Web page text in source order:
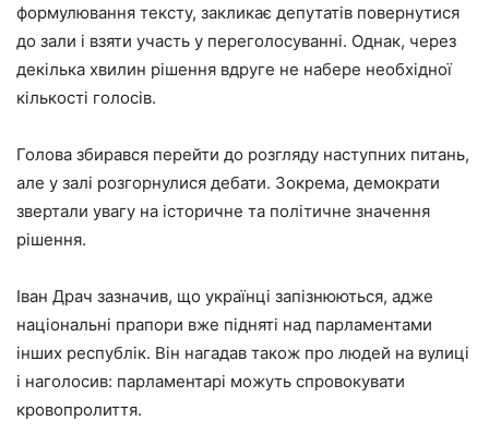
формулювання тексту, закликає депутатів повернутися
до зали і взяти участь у переголосуванні. Однак, через
декілька хвилин рішення вдруге не набере необхідної
кількості голосів.
Голова збирався перейти до розгляду наступних питань,
але у залі розгорнулися дебати. Зокрема, демократи
звертали увагу на історичне та політичне значення
рішення.
Іван Драч зазначив, що українці запізнюються, адже
національні прапори вже підняті над парламентами
інших республік. Він нагадав також про людей на вулиці
і наголосив: парламентарі можуть спровокувати
кровопролиття.